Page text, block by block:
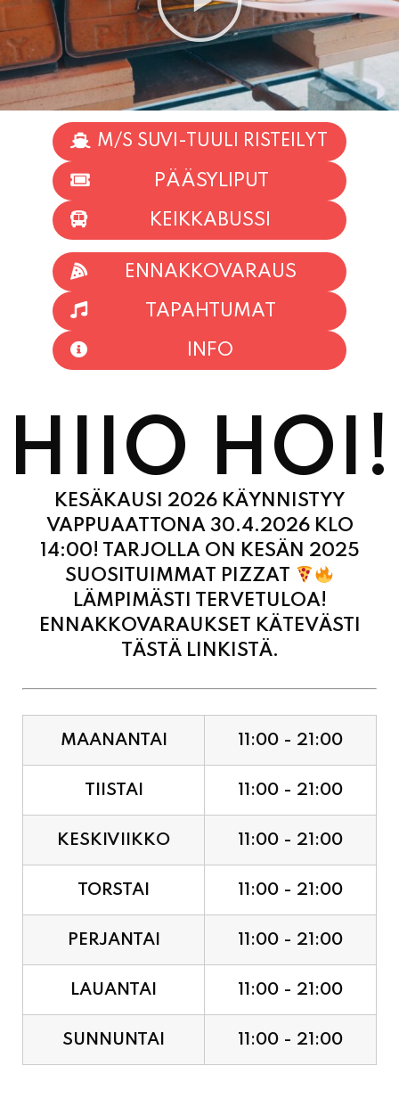
M/S SUVI-TUULI RISTEILYT
PÄÄSYLIPUT
KEIKKABUSSI
TAPAHTUMAT
INFO
HIIO HOI!
KESÄKAUSI 2026 KÄYNNISTYY
VAPPUAATTONA 30.4.2026 KLO
14:00! TARJOLLA ON KESÄN 2025
SUOSITUIMMAT PIZZAT
LÄMPIMÄSTI TERVETULOA!
ENNAKKOVARAUKSET KÄTEVÄSTI
TÄSTÄ LINKISTÄ.
TIISTAI 11:00 - 21:00
KESKIVIIKKO 11:00 - 21:00
TORSTAI 11:00 - 21:00
PERJANTAI 11:00 - 21:00
LAUANTAI 11:00 - 21:00
SUNNUNTAI 11:00 - 21:00